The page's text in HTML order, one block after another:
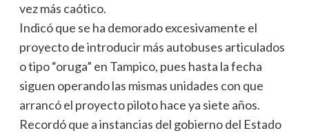
vez más caótico.
Indicó que se ha demorado excesivamente el
proyecto de introducir más autobuses articulados
o tipo “oruga” en Tampico, pues hasta la fecha
siguen operando las mismas unidades con que
arrancó el proyecto piloto hace ya siete años.
Recordó que a instancias del gobierno del Estado